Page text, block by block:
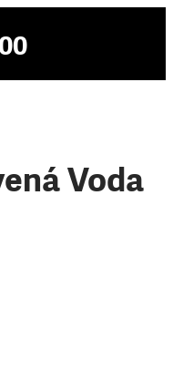
Voda